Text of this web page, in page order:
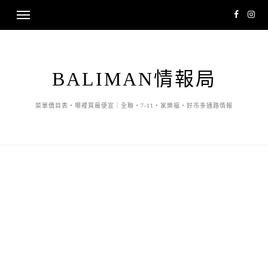
BALIMAN情報局
菜單價目表・哪裡買最便宜｜全聯・7-11・家樂福・好市多通路情報